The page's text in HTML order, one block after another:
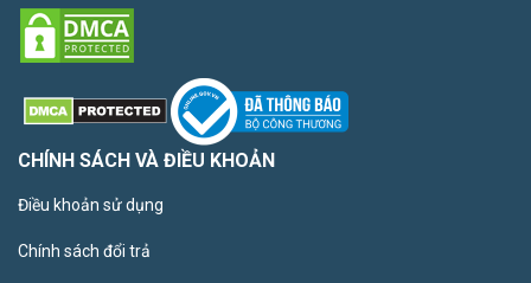
CHÍNH SÁCH VÀ ĐIỀU KHOẢN
Điều khoản sử dụng
Chính sách đổi trả